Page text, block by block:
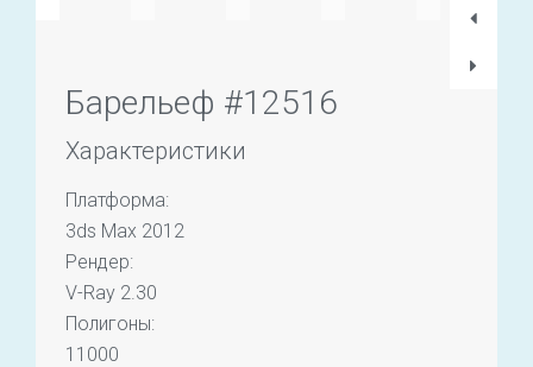
Барельеф #12516
Характеристики
Платформа:
3ds Max 2012
Рендер:
V-Ray 2.30
Полигоны:
11000